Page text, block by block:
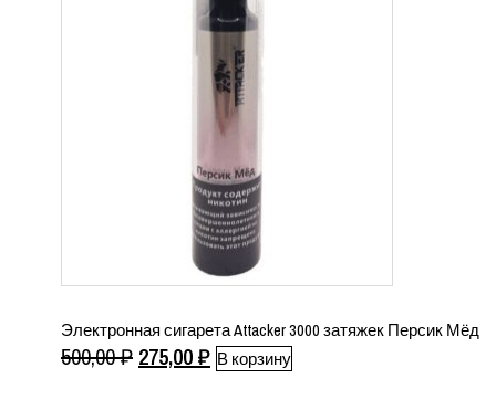
Электронная сигарета Attacker 3000 затяжек Персик Мёд
500,00₽ Первоначальная
275,00₽Текущая
В корзину